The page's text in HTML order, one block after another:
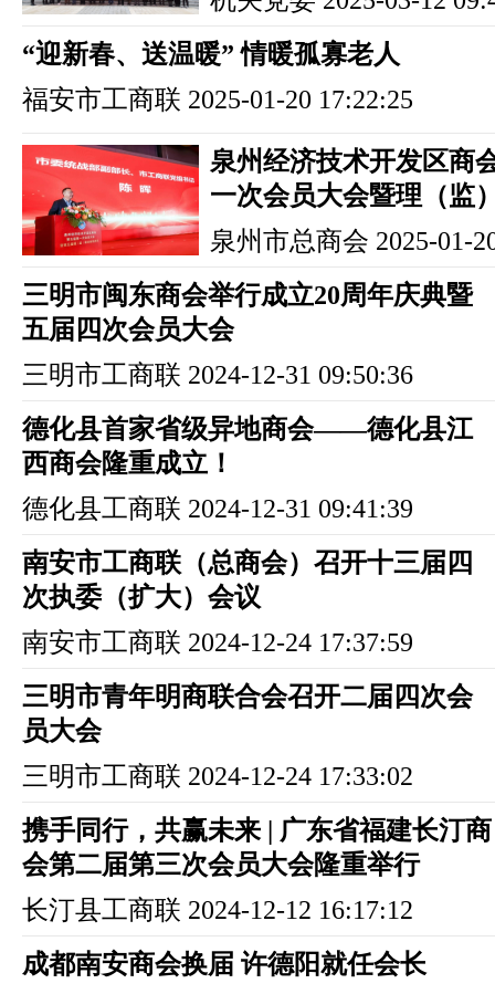
“迎新春、送温暖” 情暖孤寡老人
福安市工商联 2025-01-20 17:22:25
泉州经济技术开发区商
一次会员大会暨理（监
泉州市总商会 2025-01-
三明市闽东商会举行成立20周年庆典暨
五届四次会员大会
三明市工商联 2024-12-31 09:50:36
德化县首家省级异地商会——德化县江
西商会隆重成立！
德化县工商联 2024-12-31 09:41:39
南安市工商联（总商会）召开十三届四
次执委（扩大）会议
南安市工商联 2024-12-24 17:37:59
三明市青年明商联合会召开二届四次会
员大会
三明市工商联 2024-12-24 17:33:02
携手同行，共赢未来 | 广东省福建长汀商
会第二届第三次会员大会隆重举行
长汀县工商联 2024-12-12 16:17:12
成都南安商会换届 许德阳就任会长